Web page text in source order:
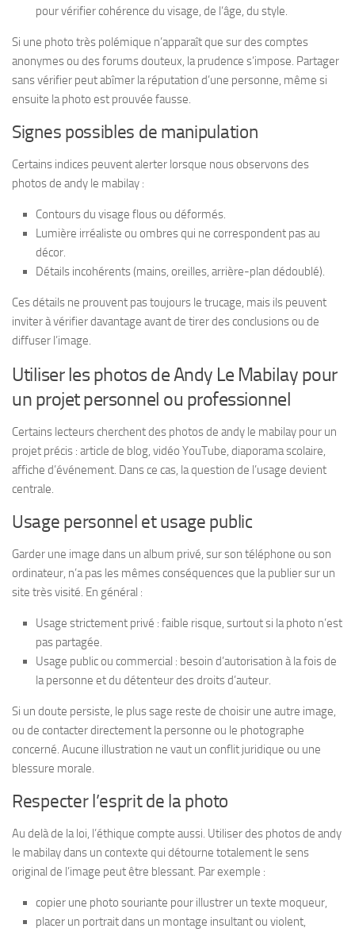
pour vérifier cohérence du visage, de l’âge, du style.
Si une photo très polémique n’apparaît que sur des comptes
anonymes ou des forums douteux, la prudence s’impose. Partager
sans vérifier peut abîmer la réputation d’une personne, même si
ensuite la photo est prouvée fausse.
Signes possibles de manipulation
Certains indices peuvent alerter lorsque nous observons des
photos de andy le mabilay :
Contours du visage flous ou déformés.
Lumière irréaliste ou ombres qui ne correspondent pas au
décor.
Détails incohérents (mains, oreilles, arrière-plan dédoublé).
Ces détails ne prouvent pas toujours le trucage, mais ils peuvent
inviter à vérifier davantage avant de tirer des conclusions ou de
diffuser l’image.
Utiliser les photos de Andy Le Mabilay pour
un projet personnel ou professionnel
Certains lecteurs cherchent des photos de andy le mabilay pour un
projet précis : article de blog, vidéo YouTube, diaporama scolaire,
affiche d’événement. Dans ce cas, la question de l’usage devient
centrale.
Usage personnel et usage public
Garder une image dans un album privé, sur son téléphone ou son
ordinateur, n’a pas les mêmes conséquences que la publier sur un
site très visité. En général :
Usage strictement privé : faible risque, surtout si la photo n’est
pas partagée.
Usage public ou commercial : besoin d’autorisation à la fois de
la personne et du détenteur des droits d’auteur.
Si un doute persiste, le plus sage reste de choisir une autre image,
ou de contacter directement la personne ou le photographe
concerné. Aucune illustration ne vaut un conflit juridique ou une
blessure morale.
Respecter l’esprit de la photo
Au delà de la loi, l’éthique compte aussi. Utiliser des photos de andy
le mabilay dans un contexte qui détourne totalement le sens
original de l’image peut être blessant. Par exemple :
copier une photo souriante pour illustrer un texte moqueur,
placer un portrait dans un montage insultant ou violent,